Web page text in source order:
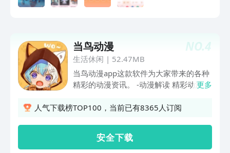
NO.4
当鸟动漫
生活休闲 | 52.47MB
当鸟动漫app这款软件为大家带来的各种
精彩的动漫资讯。 -动漫解读 精彩动漫内
不负好时光； -动漫壁纸 海量精选高清漫
更多
人气下载榜TOP100，当前已有8365人订阅
安 全 下 载